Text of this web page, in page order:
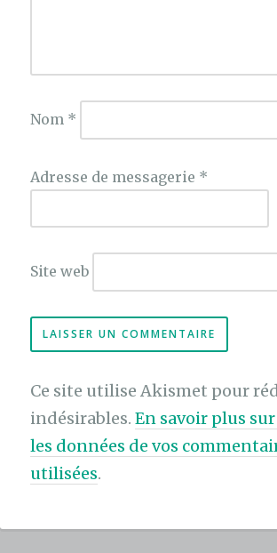
Nom *
Adresse de messagerie *
Site web
Ce site utilise Akismet pour
indésirables.En savoir plus
les données de vos
utilisées.